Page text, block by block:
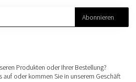
Produkten oder Ihrer Bestellung?
auf oder kommen Sie in unserem Geschäft
Abonnieren